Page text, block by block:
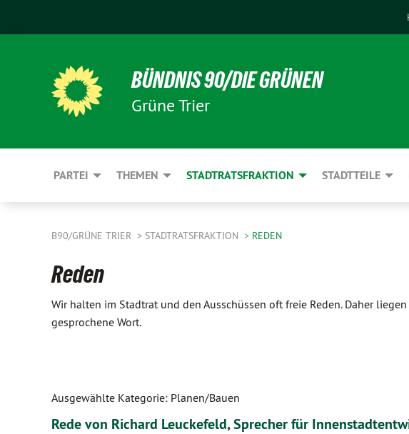
BÜNDNIS 90/DIE GRÜNEN
Grüne Trier
PARTEI THEMEN STADTRATSFRAKTION STADTTEILE
B90/GRÜNE TRIER STADTRATSFRAKTION REDEN
Reden
Wir halten im Stadtrat und den Ausschüssen oft freie Reden. Daher
gesprochene Wort.
Ausgewählte Kategorie: Planen/Bauen
Rede von Richard Leuckefeld, Sprecher für